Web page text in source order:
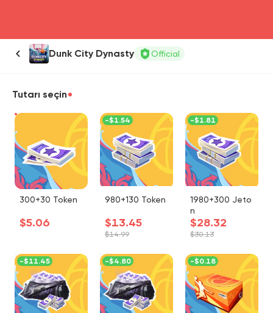
Dunk City Dynasty Official
Tutarı seçin
300+30 Token
$5.06
980+130 Token
$13.45
$14.99
-$1.54
1980+300 Jeto
n
$28.32
$30.13
-$1.81
-$11.45 -$4.80 -$0.18